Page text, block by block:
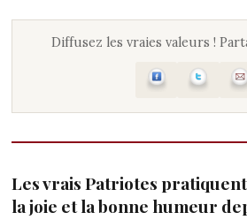
Diffusez les vraies valeurs !
Les vrais Patriotes
la joie et la bonne humeur